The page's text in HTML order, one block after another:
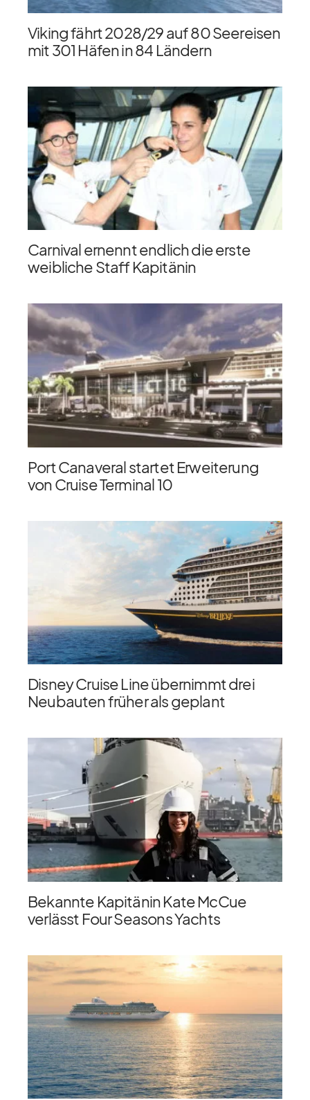
Viking fährt 2028/​29 auf 80 Seereisen
mit 301 Häfen in 84 Ländern
Carnival ernennt endlich die erste
weibliche Staff Kapitänin
Port Canaveral startet Erweiterung
von Cruise Terminal 10
Disney Cruise Line übernimmt drei
Neubauten früher als geplant
Bekannte Kapitänin Kate McCue
verlässt Four Seasons Yachts